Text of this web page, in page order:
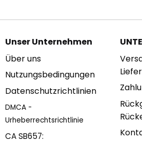
Unser Unternehmen
Über uns
Nutzungsbedingungen
Datenschutzrichtlinien
DMCA -
Urheberrechtsrichtlinie
CA SB657: